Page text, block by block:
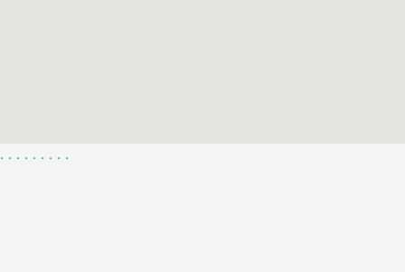
. . . . . . . . .